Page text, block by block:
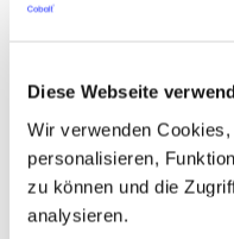
Diese Webseite
Wir verwenden
personalisieren,
zu können und die
analysieren.
Mehrjährige
Projektleitung von
Fundierte